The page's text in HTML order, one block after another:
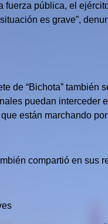
fuerza pública, el
es grave”,
de “Bichota”
puedan interceder
están marchando
compartió en sus